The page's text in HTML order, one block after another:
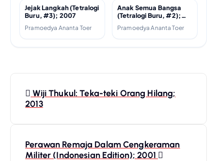
Jejak Langkah (Tetralogi
Buru, #3); 2007
Pramoedya Ananta Toer
Anak Semua Bangsa
(Tetralogi Buru, #2);
Pramoedya Ananta Toer
Wiji Thukul: Teka-teki Orang Hilang;
2013
Perawan Remaja Dalam Cengkeraman
Militer (Indonesian Edition); 2001